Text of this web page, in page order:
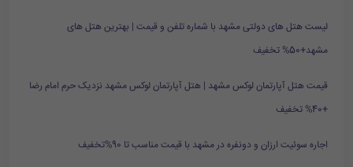
لیست هتل های دولتی مشهد با شماره تلفن و قیمت | بهترین هتل های
مشهد+50% تخفیف
قیمت هتل آپارتمان لوکس مشهد | هتل آپارتمان لوکس مشهد نزدیک حرم امام رضا
+40% تخفیف
اجاره سوئیت ارزان و دونفره در مشهد با قیمت مناسب تا 90%تخفیف